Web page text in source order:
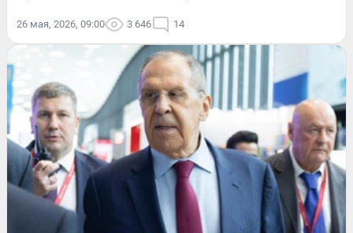
26 мая, 2026, 09:00 3 646 14